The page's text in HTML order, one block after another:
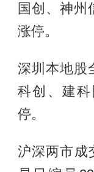
国创、神州
涨停。
深圳本地股
科创、建
停。
沪深两市成